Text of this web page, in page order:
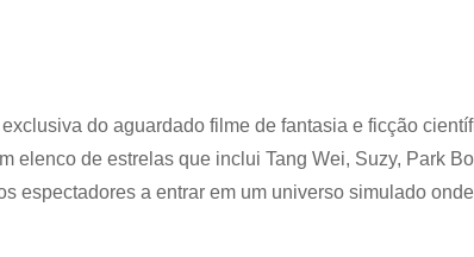
do aguardado filme de fantasia e ficção
elenco de estrelas que inclui Tang Wei, Suzy, Park
espectadores a entrar em um universo simulado